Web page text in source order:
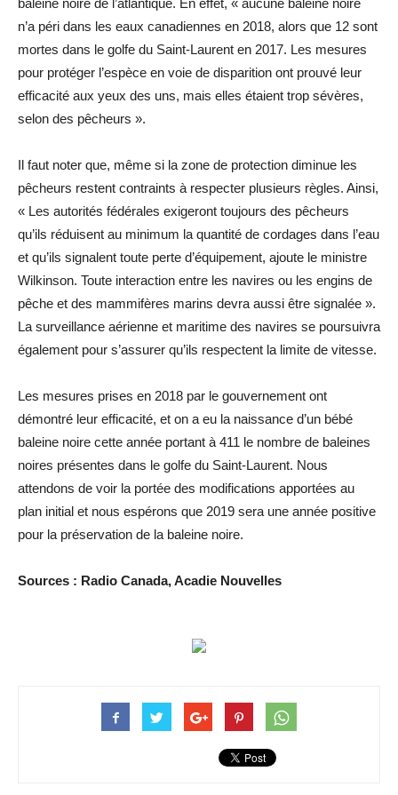
baleine noire de l’atlantique. En effet, « aucune baleine noire
n’a péri dans les eaux canadiennes en 2018, alors que 12 sont
mortes dans le golfe du Saint-Laurent en 2017. Les mesures
pour protéger l’espèce en voie de disparition ont prouvé leur
efficacité aux yeux des uns, mais elles étaient trop sévères,
selon des pêcheurs ».
Il faut noter que, même si la zone de protection diminue les
pêcheurs restent contraints à respecter plusieurs règles. Ainsi,
« Les autorités fédérales exigeront toujours des pêcheurs
qu’ils réduisent au minimum la quantité de cordages dans l’eau
et qu’ils signalent toute perte d’équipement, ajoute le ministre
Wilkinson. Toute interaction entre les navires ou les engins de
pêche et des mammifères marins devra aussi être signalée ».
La surveillance aérienne et maritime des navires se poursuivra
également pour s’assurer qu’ils respectent la limite de vitesse.
Les mesures prises en 2018 par le gouvernement ont
démontré leur efficacité, et on a eu la naissance d’un bébé
baleine noire cette année portant à 411 le nombre de baleines
noires présentes dans le golfe du Saint-Laurent. Nous
attendons de voir la portée des modifications apportées au
plan initial et nous espérons que 2019 sera une année positive
pour la préservation de la baleine noire.
Sources : Radio Canada, Acadie Nouvelles